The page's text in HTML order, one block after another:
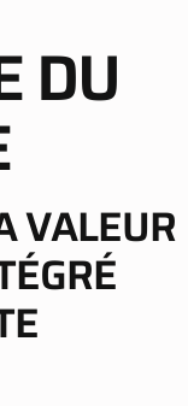
DU
VALEUR